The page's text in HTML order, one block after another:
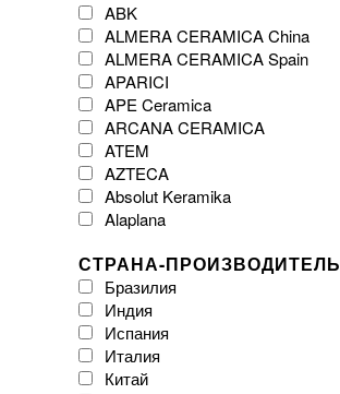
ABK
ALMERA CERAMICA China
ALMERA CERAMICA Spain
APARICI
APE Ceramica
ARCANA CERAMICA
ATEM
AZTECA
Absolut Keramika
Alaplana
Arklam
Atlas Concorde
Atrium
Azulejos Benadresa
BESTILE
Baldocer
СТРАНА-ПРОИЗВОДИТЕЛЬ
Бразилия
Индия
Испания
Италия
Китай